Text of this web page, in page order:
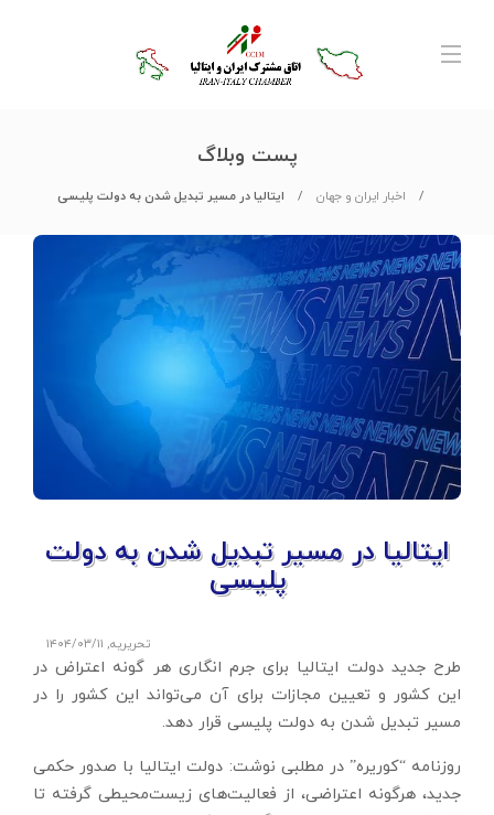
پست وبلاگ
اخبار ایران و جهان ایتالیا در مسیر تبدیل شدن به دولت پلیسی
ایتالیا در مسیر تبدیل شدن به دولت
پلیسی
تحریریه, ۱۴۰۴/۰۳/۱۱
طرح جدید دولت ایتالیا برای جرم انگاری هر گونه اعتراض در
این کشور و تعیین مجازات برای آن می‌تواند این کشور را در
مسیر تبدیل شدن به دولت پلیسی قرار دهد.
روزنامه “کوریره” در مطلبی نوشت: دولت ایتالیا با صدور حکمی
جدید، هرگونه اعتراضی، از فعالیت‌های زیست‌محیطی گرفته تا